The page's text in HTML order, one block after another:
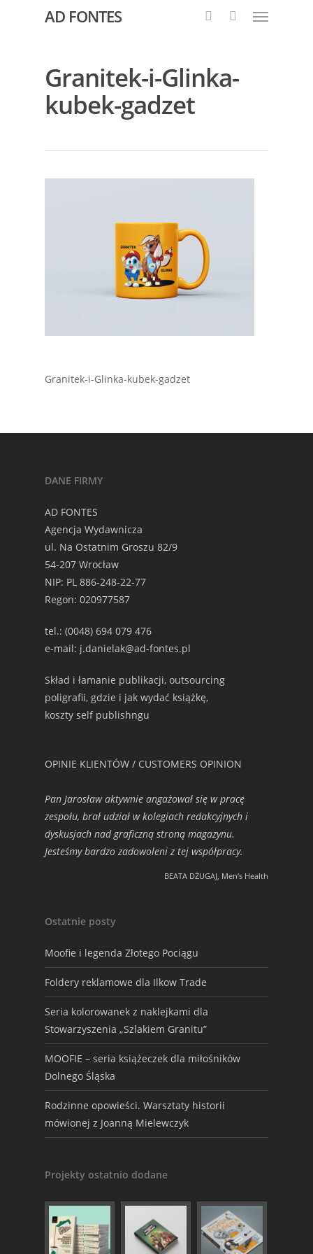
AD FONTES
Granitek-i-Glinka-
kubek-gadzet
Granitek-i-Glinka-kubek-gadzet
DANE FIRMY
AD FONTES
Agencja Wydawnicza
ul. Na Ostatnim Groszu 82/9
54-207 Wrocław
NIP: PL 886-248-22-77
Regon: 020977587
tel.: (0048) 694 079 476
e-mail: j.danielak@ad-fontes.pl
Skład i łamanie publikacji, outsourcing
poligrafii, gdzie i jak wydać książkę,
koszty self publishngu
OPINIE KLIENTÓW / CUSTOMERS OPINION
Pan Jarosław aktywnie angażował się w pracę
zespołu, brał udział w kolegiach redakcyjnych i
dyskusjach nad graficzną stroną magazynu.
Jesteśmy bardzo zadowoleni z tej współpracy.
BEATA DŻUGAJ, Men‘s Health
Ostatnie posty
Moofie i legenda Złotego Pociągu
Foldery reklamowe dla Ilkow Trade
Seria kolorowanek z naklejkami dla
Stowarzyszenia „Szlakiem Granitu”
MOOFIE – seria książeczek dla miłośników
Dolnego Śląska
Rodzinne opowieści. Warsztaty historii
mówionej z Joanną Mielewczyk
Projekty ostatnio dodane